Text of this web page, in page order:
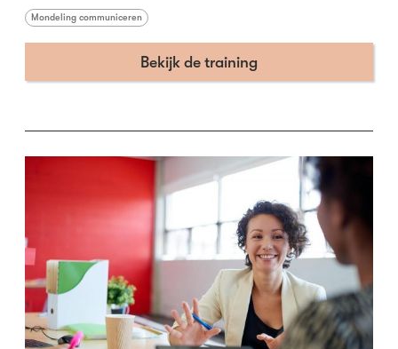
Mondeling communiceren
Bekijk de training